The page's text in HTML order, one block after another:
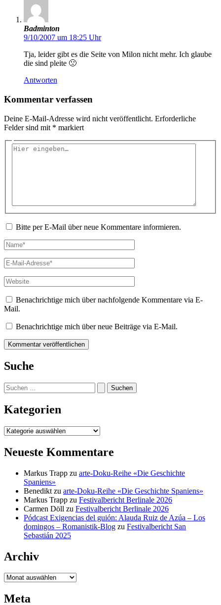
Badminton
9/10/2007 um 18:25 Uhr
Tja, leider gibt es die Seite von Milon nicht mehr. Ich glaube
die sind pleite 🙁
Antworten
Kommentar verfassen
Deine E-Mail-Adresse wird nicht veröffentlicht. Erforderliche
Felder sind mit * markiert
Hier
Bitte per E-Mail über neue Kommentare informieren.
Name*
E-
Mail-
Adresse*
Website
Benachrichtige mich über nachfolgende Kommentare via E-
Mail.
Benachrichtige mich über neue Beiträge via E-Mail.
Suche
Suchen
nach:
Kategorien
Kategorien
Neueste Kommentare
Markus Trapp zu arte-Doku-Reihe «Die Geschichte
Spaniens»
Benedikt zu arte-Doku-Reihe «Die Geschichte Spaniens»
Markus Trapp zu Festivalbericht Berlinale 2026
Carmen Döll zu Festivalbericht Berlinale 2026
Pódcast Exigencias del guión: Alauda Ruiz de Azúa – Los
domingos – Romanistik-Blog zu Festivalbericht San
Sebastián 2025
Archiv
Archiv
Meta